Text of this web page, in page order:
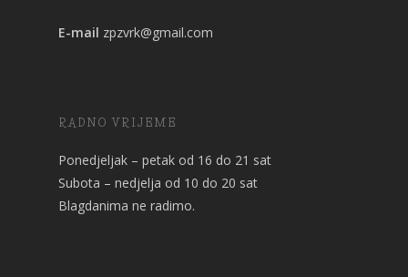
E-mail zpzvrk@gmail.com
RADNO VRIJEME
Ponedjeljak – petak od 16 do 21 sat
Subota – nedjelja od 10 do 20 sat
Blagdanima ne radimo.